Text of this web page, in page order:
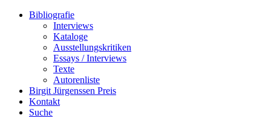
Bibliografie
Interviews
Kataloge
Ausstellungskritiken
Essays / Interviews
Texte
Autorenliste
Birgit Jürgenssen Preis
Kontakt
Suche